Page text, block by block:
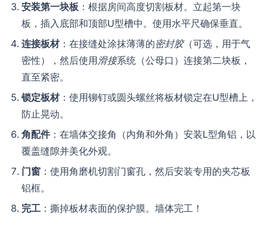
安装第一块板 ：根据房间高度切割板材。立起第一块
板，插入底部和顶部U型槽中。使用水平尺确保垂直。
连接板材：在接缝处涂抹薄薄的密封胶（可选，用于气
密性），然后使用滑接系统（公母口）连接第二块板，
直至紧密。
锁定板材：使用铆钉或圆头螺丝将板材锁定在U型槽上，
防止晃动。
角配件：在墙体交接角（内角和外角）安装L型角铝，以
覆盖缝隙并美化外观。
门窗 ：使用角磨机切割门窗孔，然后安装专用的夹芯板
铝框。
完工 ：撕掉板材表面的保护膜。墙体完工！